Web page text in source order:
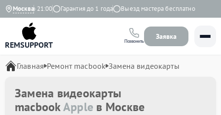
Москва
9:00 до 21:00 Гарантия до 1 года Выезд мастера бесплатно
REMSUPPORT Позвонить
Заявка
Главная Ремонт macbook Замена видеокарты
Замена видеокарты
macbookApple в Москве